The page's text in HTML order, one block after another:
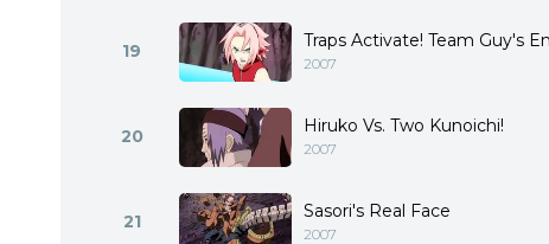
19 Traps Activate! Team Guy's
2007
20 Hiruko Vs. Two Kunoichi!
2007
21 Sasori's Real Face
2007